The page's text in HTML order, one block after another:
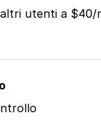
utenti a $40/